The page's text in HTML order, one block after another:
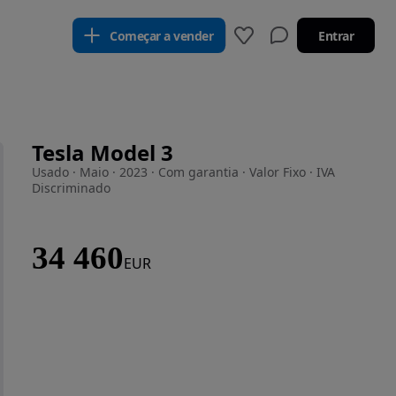
Começar a vender Entrar
Tesla Model 3
Usado · Maio · 2023 · Com garantia · Valor Fixo · IVA
Discriminado
34 460EUR